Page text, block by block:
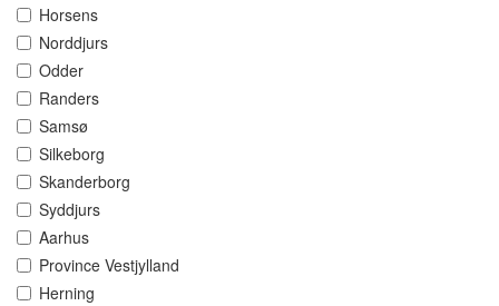
Horsens
Norddjurs
Odder
Randers
Samsø
Silkeborg
Skanderborg
Syddjurs
Aarhus
Province Vestjylland
Herning